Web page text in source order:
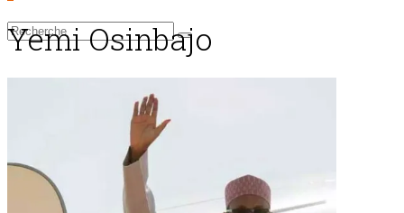
Rechercher :
Yemi Osinbajo